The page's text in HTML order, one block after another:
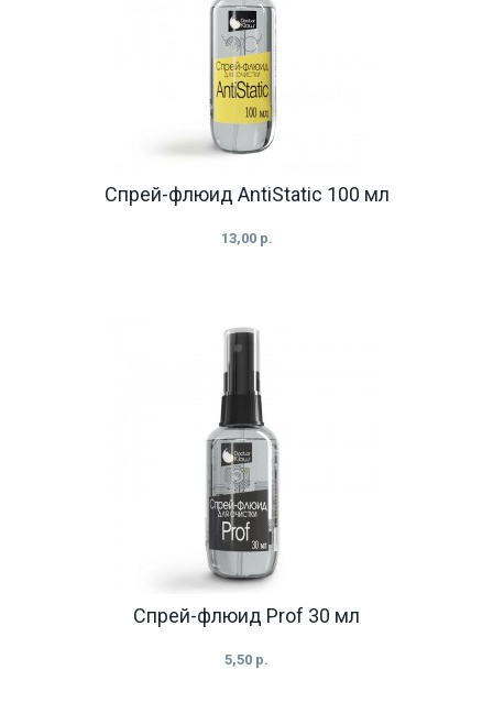
Спрей-флюид AntiStatic 100 мл
13,00 р.
Cпрей-флюид Prof 30 мл
5,50 р.